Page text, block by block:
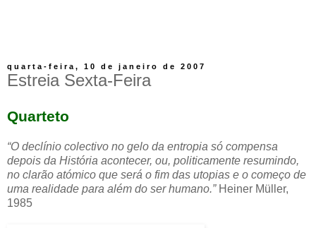
quarta-feira, 10 de janeiro de 2007
Estreia Sexta-Feira
Quarteto
“O declínio colectivo no gelo da entropia só compensa
depois da História acontecer, ou, politicamente resumindo,
no clarão atómico que será o fim das utopias e o começo de
uma realidade para além do ser humano.”Heiner Müller,
1985